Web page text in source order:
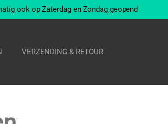
ook op Zaterdag en Zondag geopend
VERZENDING & RETOUR